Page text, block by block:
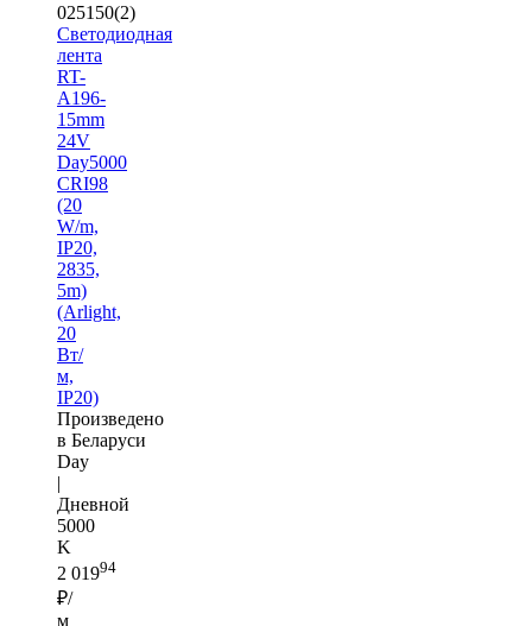
025150(2)
Светодиодная
лента
RT-
A196-
15mm
24V
Day5000
CRI98
(20
W/m,
IP20,
2835,
5m)
(Arlight,
20
Вт/
м,
IP20)
Произведено
в Беларуси
Day
|
Дневной
5000
K
2 01994
₽/
м